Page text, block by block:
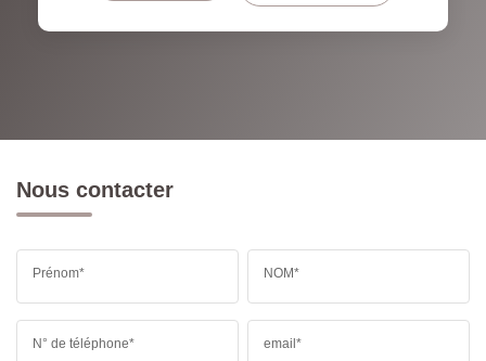
Nous contacter
Prénom* NOM*
N° de téléphone* email*